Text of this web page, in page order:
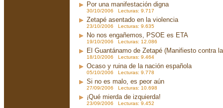
Por una manifestación digna
30/10/2006 Lecturas: 9.717
Zetapé asentado en la violencia
23/10/2006 Lecturas: 9.635
No nos engañemos, PSOE es ETA
19/10/2006 Lecturas: 12.086
El Guantánamo de Zetapé (Manifiesto contra
18/10/2006 Lecturas: 9.464
Ocaso y ruina de la nación española
05/10/2006 Lecturas: 9.778
Si no es malo, es peor aún
27/09/2006 Lecturas: 10.698
¡Qué mierda de izquierda!
23/09/2006 Lecturas: 9.452